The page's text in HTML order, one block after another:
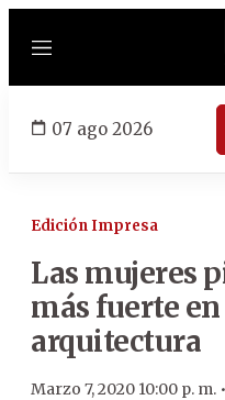
Menú
07 ago 2026
Edición Impresa
Las mujeres
más fuerte
arquitectura
Marzo 7, 2020 10:00 p. m. •